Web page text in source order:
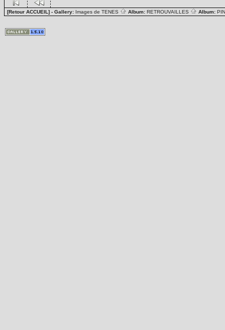
[Retour ACCUEIL] - Gallery: Images de TENES Album: RETROUVAILLES Album: